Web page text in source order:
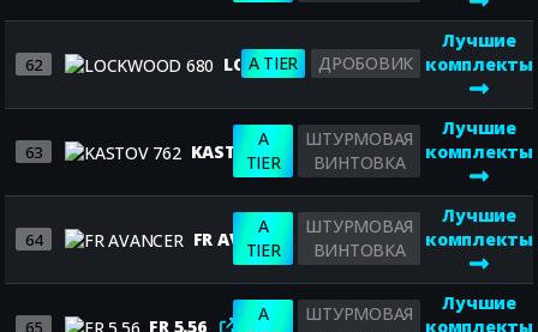
62 LOCKWOOD 680
A TIER ДРОБОВИК
Лучшие
комплекты
63 KASTOV 762
A
TIER
ШТУРМОВАЯ
ВИНТОВКА
Лучшие
комплекты
64 FR AVANCER
A
TIER
ШТУРМОВАЯ
ВИНТОВКА
Лучшие
комплекты
65 FR 5.56
A
ШТУРМОВАЯ
Лучшие
комплекты